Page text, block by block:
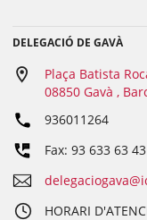
DELEGACIÓ DE GAVÀ
Plaça Batista
08850 Gavà ,
936011264
Fax: 93 633 63 43
HORARI